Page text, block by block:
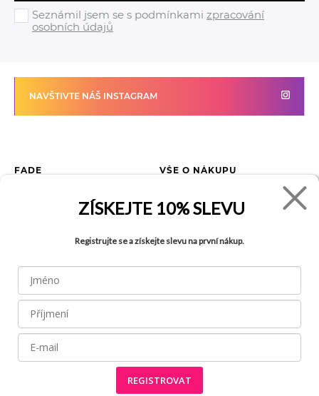
Seznámil jsem se s podmínkami zpracování
osobních údajů
NAVŠTIVTE NÁŠ INSTAGRAM
FADE
Blog
VŠE O NÁKUPU
Jak reklamovat zboží
Tabulka velikostí
Recyklace
Všechny práva vyhrazena © 2026
ZÍSKEJTE 10% SLEVU
Registrujte se a získejte slevu na první nákup.
REGISTROVAT